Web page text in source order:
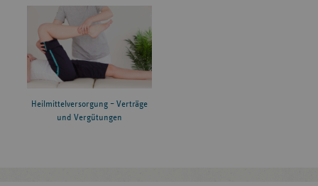
Heilmittelversorgung – Verträge
und Vergütungen